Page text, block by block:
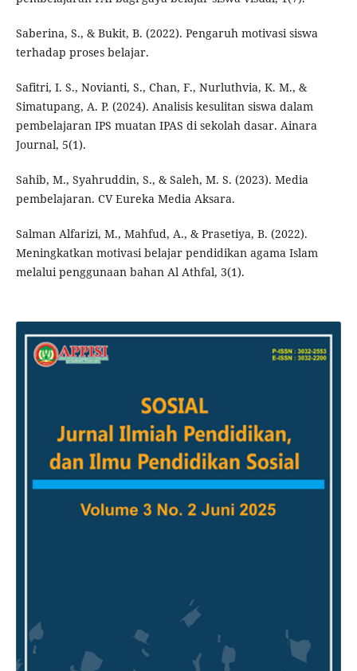
Saberina, S., & Bukit, B. (2022). Pengaruh motivasi siswa
terhadap proses belajar.
Safitri, I. S., Novianti, S., Chan, F., Nurluthvia, K. M., &
Simatupang, A. P. (2024). Analisis kesulitan siswa dalam
pembelajaran IPS muatan IPAS di sekolah dasar. Ainara
Journal, 5(1).
Sahib, M., Syahruddin, S., & Saleh, M. S. (2023). Media
pembelajaran. CV Eureka Media Aksara.
Salman Alfarizi, M., Mahfud, A., & Prasetiya, B. (2022).
Meningkatkan motivasi belajar pendidikan agama Islam
melalui penggunaan bahan Al Athfal, 3(1).